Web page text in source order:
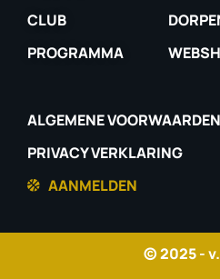
CLUB
PROGRAMMA
ALGEMENE VOORWAARDEN
PRIVACY VERKLARING
AANMELDEN
© 2025 -